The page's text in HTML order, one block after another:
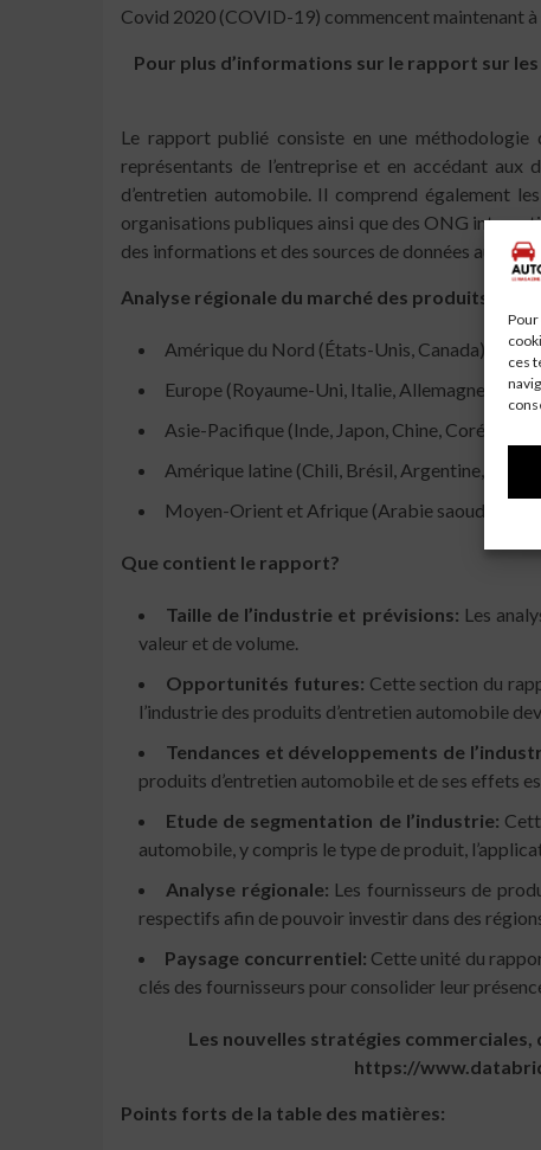
ces
Covid 2020 (COVID-19) commencent maintenant
Pour plus d’informations sur le rapport sur
Le rapport publié consiste en une
représentants de l’entreprise et en accédant
d’entretien automobile. Il comprend également
organisations publiques ainsi que des ONG
des informations et des sources de données
Analyse régionale du marché des produits
Amérique du Nord (États-Unis, Canada)
Europe (Royaume-Uni, Italie, Allemagne,
Asie-Pacifique (Inde, Japon, Chine, Corée du
Amérique latine (Chili, Brésil, Argentine, reste
Moyen-Orient et Afrique (Arabie saoudite,
Que contient le rapport?
Taille de l’industrie et prévisions: Les
valeur et de volume.
Opportunités futures: Cette section du
l’industrie des produits d’entretien automobile
Tendances et développements de
produits d’entretien automobile et de ses effets
Etude de segmentation de l’industrie:
automobile, y compris le type de produit,
Analyse régionale: Les fournisseurs de
respectifs afin de pouvoir investir dans des
Paysage concurrentiel: Cette unité du
clés des fournisseurs pour consolider leur
Les nouvelles stratégies
https://
Points forts de la table des matières: